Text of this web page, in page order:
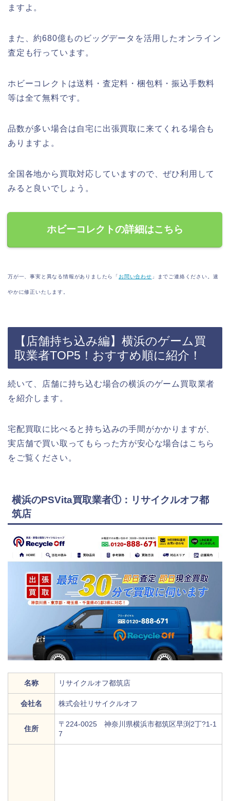
ますよ。
また、約680億ものビッグデータを活用したオンライン
査定も行っています。
ホビーコレクトは送料・査定料・梱包料・振込手数料
等は全て無料です。
品数が多い場合は自宅に出張買取に来てくれる場合も
ありますよ。
全国各地から買取対応していますので、ぜひ利用して
みると良いでしょう。
ホビーコレクトの詳細はこちら
万が一、事実と異なる情報がありましたら「 お問い合わせ 」までご連絡ください。速
やかに修正いたします。
【店舗持ち込み編】横浜のゲーム買
取業者TOP5！おすすめ順に紹介！
続いて、店舗に持ち込む場合の横浜のゲーム買取業者
を紹介します。
宅配買取に比べると持ち込みの手間がかかりますが、
実店舗で買い取ってもらった方が安心な場合はこちら
をご覧ください。
横浜のPSVita買取業者①：リサイクルオフ都
筑店
名称 リサイクルオフ都筑店
会社名 株式会社リサイクルオフ
住所
〒224-0025 神奈川県横浜市都筑区早渕2丁?1-1
7